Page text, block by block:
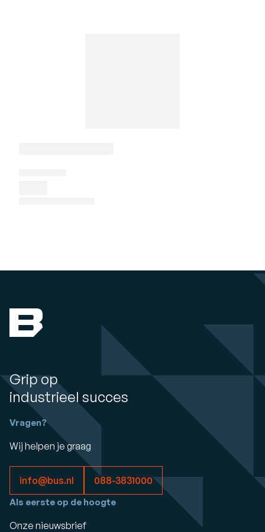
Grip op
industrieel succes
Vragen?
Wij helpen je graag
info@bus.nl 088-3831000
Als eerste op de hoogte
Onze nieuwsbrief